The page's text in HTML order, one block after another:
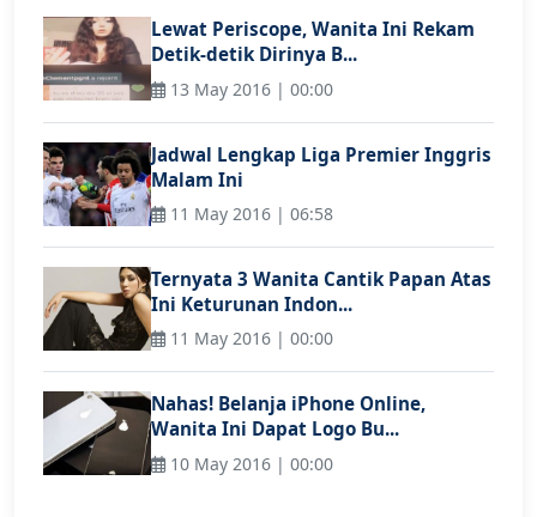
Lewat Periscope, Wanita Ini Rekam
Detik-detik Dirinya B...
13 May 2016 | 00:00
Jadwal Lengkap Liga Premier Inggris
Malam Ini
11 May 2016 | 06:58
Ternyata 3 Wanita Cantik Papan Atas
Ini Keturunan Indon...
11 May 2016 | 00:00
Nahas! Belanja iPhone Online,
Wanita Ini Dapat Logo Bu...
10 May 2016 | 00:00